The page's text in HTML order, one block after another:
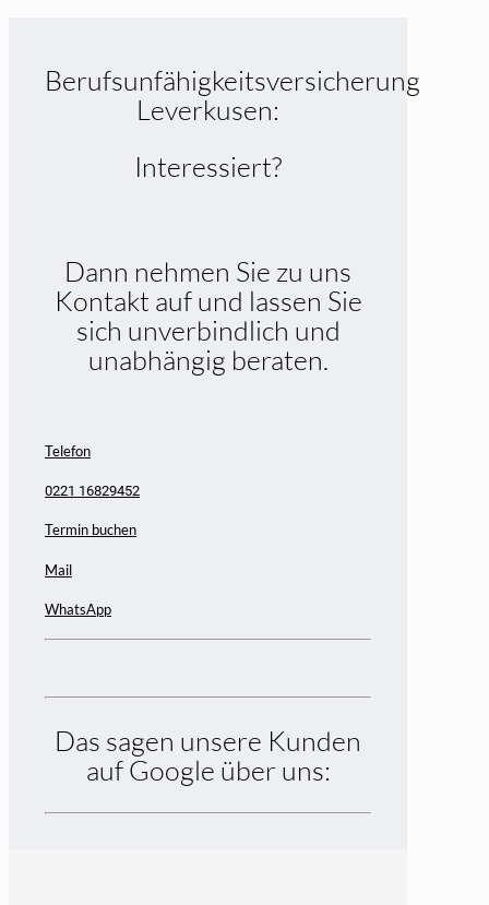
Berufsunfähigkeitsversicherung
Leverkusen:
Interessiert?
Dann nehmen Sie zu uns
Kontakt auf und lassen Sie
sich unverbindlich und
unabhängig beraten.
Telefon
0221 16829452
Termin buchen
Mail
WhatsApp
Das sagen unsere Kunden
auf Google über uns: